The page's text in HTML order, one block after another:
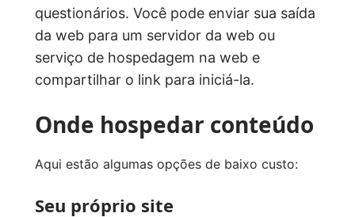
questionários. Você pode enviar sua saída
da web para um servidor da web ou
serviço de hospedagem na web e
compartilhar o link para iniciá-la.
Onde hospedar conteúdo
Aqui estão algumas opções de baixo custo:
Seu próprio site